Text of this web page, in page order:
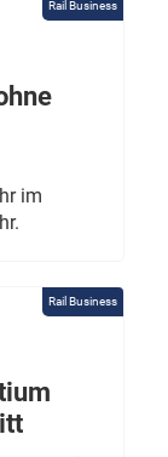
Rail Business
im
Rail Business